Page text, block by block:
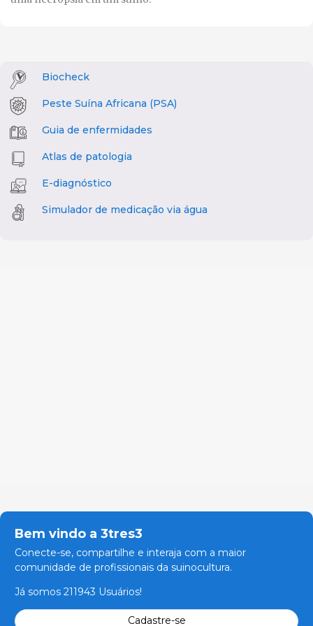
Biocheck
Peste Suína Africana (PSA)
Guia de enfermidades
Atlas de patologia
E-diagnóstico
Simulador de medicação via água
Bem vindo a 3tres3
Conecte-se, compartilhe e interaja com a maior
comunidade de profissionais da suinocultura.
Já somos 211943 Usuários!
Cadastre-se